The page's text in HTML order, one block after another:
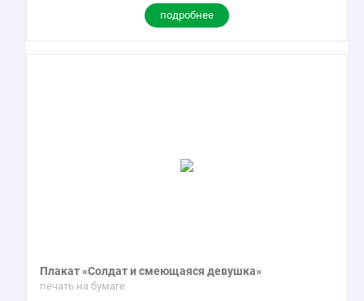
подробнее
Плакат «Солдат и смеющаяся девушка»
печать на бумаге